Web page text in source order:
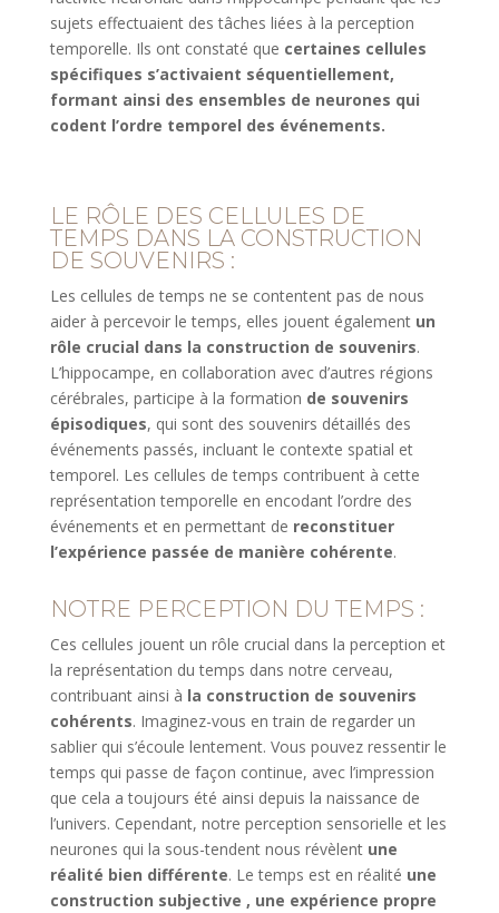
sujets effectuaient des tâches liées à la perception
temporelle. Ils ont constaté que certaines cellules
spécifiques s’activaient séquentiellement,
formant ainsi des ensembles de neurones qui
codent l’ordre temporel des événements.
LE RÔLE DES CELLULES DE
TEMPS DANS LA CONSTRUCTION
DE SOUVENIRS :
Les cellules de temps ne se contentent pas de nous
aider à percevoir le temps, elles jouent également un
rôle crucial dans la construction de souvenirs.
L’hippocampe, en collaboration avec d’autres régions
cérébrales, participe à la formation de souvenirs
épisodiques, qui sont des souvenirs détaillés des
événements passés, incluant le contexte spatial et
temporel. Les cellules de temps contribuent à cette
représentation temporelle en encodant l’ordre des
événements et en permettant de reconstituer
l’expérience passée de manière cohérente.
NOTRE PERCEPTION DU TEMPS :
Ces cellules jouent un rôle crucial dans la perception et
la représentation du temps dans notre cerveau,
contribuant ainsi à la construction de souvenirs
cohérents. Imaginez-vous en train de regarder un
sablier qui s’écoule lentement. Vous pouvez ressentir le
temps qui passe de façon continue, avec l’impression
que cela a toujours été ainsi depuis la naissance de
l’univers. Cependant, notre perception sensorielle et les
neurones qui la sous-tendent nous révèlentune
réalité bien différente. Le temps est en réalité une
construction subjective , une expérience propre